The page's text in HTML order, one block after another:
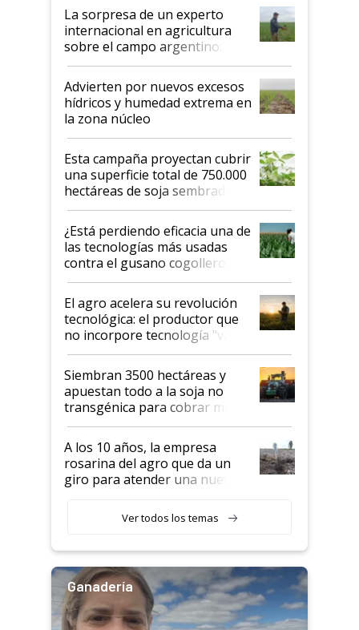
La sorpresa de un experto
internacional en agricultura
sobre el campo argentino:
"Estoy muy impresionado"
Advierten por nuevos excesos
hídricos y humedad extrema en
la zona núcleo
Esta campaña proyectan cubrir
una superficie total de 750.000
hectáreas de soja sembradas
con una nueva generación de
variedades que marcan un
salto tecnológico en genética y
rendimiento
¿Está perdiendo eficacia una de
las tecnologías más usadas
contra el gusano cogollero? El
desafío de una tecnología clave
El agro acelera su revolución
tecnológica: el productor que
no incorpore tecnología "va a
perder el tren"
Siembran 3500 hectáreas y
apuestan todo a la soja no
transgénica para cobrar más
por tonelada: compraron un
semillero
A los 10 años, la empresa
rosarina del agro que da un
giro para atender una nueva
Ver todos los temas
Ganadería